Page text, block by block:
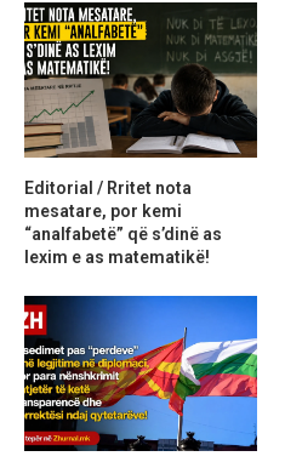
Editorial / Rritet nota
mesatare, por kemi
“analfabetë” që s’dinë as
lexim e as matematikë!